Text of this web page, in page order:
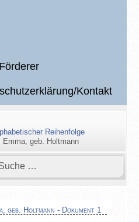
Kontakt
Reihenfolge
Emma, geb. Holtmann
geb. Holtmann - Dokument 1